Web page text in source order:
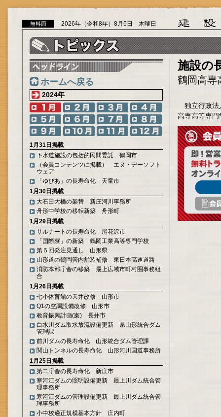
無料面 2026年（令和8年）8月6日 木曜日
ホームへ戻る
2024年
1月31日掲載
下水道施設の包括的民間委託 鶴岡市
（会員コンテンツに掲載） エヌ・デーソフト
ウェア
「ゆぴあ」の長寿命化 天童市
1月30日掲載
大石田大橋の架替 新庄河川事務所
舟形中学校の移転新築 舟形町
1月29日掲載
サルナートの長寿命化 尾花沢市
「国際寮」の新築 鶴岡工業高等専門学校
第５回発注見通し 山形県
山形道の鶴岡管内舗装補修 東日本高速道路
消防本部庁舎の移築 最上広域市町村圏事務組
合
1月26日掲載
七小体育館の天井改修 山形市
Q1の空調設備改修 山形市
教育振興計画(案) 長井市
白水川ダム取水放流設備更新 県山形統合ダム
管理課
前川ダムの長寿命化 山形統合ダム管理課
関山トンネルの長寿命化 山形河川国道事務所
1月25日掲載
第二庁舎の長寿命化 新庄市
寒河江ダムの照明設備更新 最上川ダム統合管
理事務所
寒河江ダムの管理設備更新 最上川ダム統合管
理事務所
小中校適正規模基本方針 庄内町
施設の
鶴岡高専
独立行政法
高専高等専